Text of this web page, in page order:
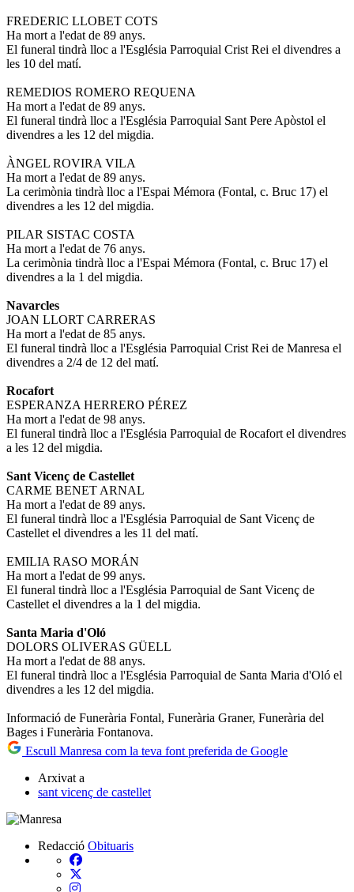
FREDERIC LLOBET COTS
Ha mort a l'edat de 89 anys.
El funeral tindrà lloc a l'Església Parroquial Crist Rei el divendres a
les 10 del matí.
REMEDIOS ROMERO REQUENA
Ha mort a l'edat de 89 anys.
El funeral tindrà lloc a l'Església Parroquial Sant Pere Apòstol el
divendres a les 12 del migdia.
ÀNGEL ROVIRA VILA
Ha mort a l'edat de 89 anys.
La cerimònia tindrà lloc a l'Espai Mémora (Fontal, c. Bruc 17) el
divendres a les 12 del migdia.
PILAR SISTAC COSTA
Ha mort a l'edat de 76 anys.
La cerimònia tindrà lloc a l'Espai Mémora (Fontal, c. Bruc 17) el
divendres a la 1 del migdia.
Navarcles
JOAN LLORT CARRERAS
Ha mort a l'edat de 85 anys.
El funeral tindrà lloc a l'Església Parroquial Crist Rei de Manresa el
divendres a 2/4 de 12 del matí.
Rocafort
ESPERANZA HERRERO PÉREZ
Ha mort a l'edat de 98 anys.
El funeral tindrà lloc a l'Església Parroquial de Rocafort el divendres
a les 12 del migdia.
Sant Vicenç de Castellet
CARME BENET ARNAL
Ha mort a l'edat de 89 anys.
El funeral tindrà lloc a l'Església Parroquial de Sant Vicenç de
Castellet el divendres a les 11 del matí.
EMILIA RASO MORÁN
Ha mort a l'edat de 99 anys.
El funeral tindrà lloc a l'Església Parroquial de Sant Vicenç de
Castellet el divendres a la 1 del migdia.
Santa Maria d'Oló
DOLORS OLIVERAS GÜELL
Ha mort a l'edat de 88 anys.
El funeral tindrà lloc a l'Església Parroquial de Santa Maria d'Oló el
divendres a les 12 del migdia.
Informació de Funerària Fontal, Funerària Graner, Funerària del
Bages i Funerària Fontanova.
Escull Manresa com la teva font preferida de Google
Arxivat a
sant vicenç de castellet
Redacció Obituaris